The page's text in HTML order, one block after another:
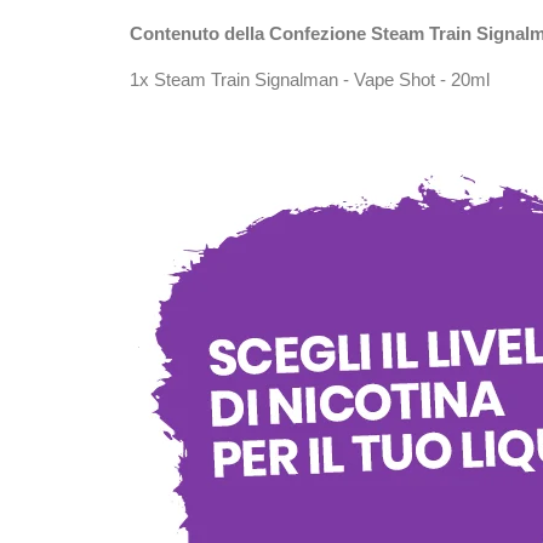
Contenuto della Confezione Steam Train
1x Steam Train Signalman - Vape Shot - 20ml